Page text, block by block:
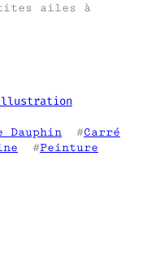
ailes à
Dauphin
  #
Carré
  #
Peinture